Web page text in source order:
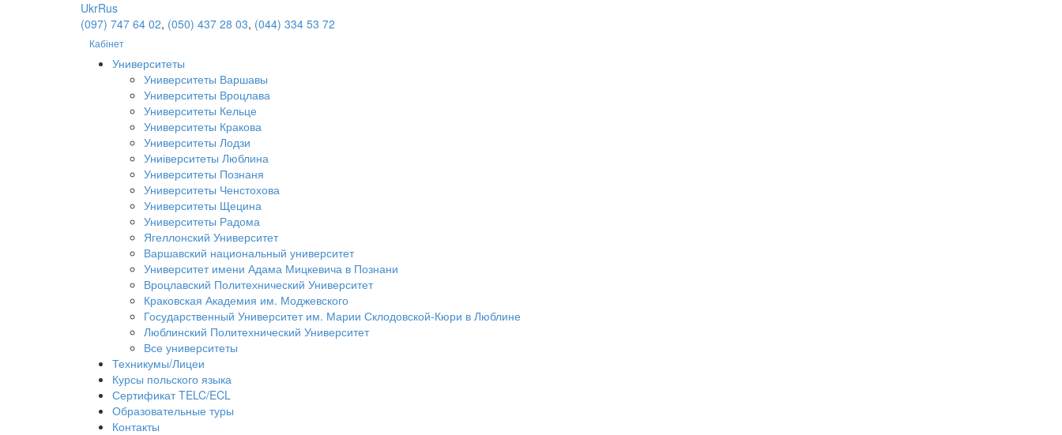
UkrRus
(097) 747 64 02, (050) 437 28 03, (044) 334 53 72
Кабінет
Университеты
Университеты Варшавы
Университеты Вроцлава
Университеты Кельце
Университеты Кракова
Университеты Лодзи
Униіверситеты Люблина
Университеты Познаня
Университеты Ченстохова
Университеты Щецина
Университеты Радома
Ягеллонский Университет
Варшавский национальный университет
Университет имени Адама Мицкевича в Познани
Вроцлавский Политехнический Университет
Краковская Академия им. Моджевского
Государственный Университет им. Марии Склодовской-Кюри в Люблине
Люблинский Политехнический Университет
Все университеты
Техникумы/Лицеи
Курсы польского языка
Сертификат TELC/ECL
Образовательные туры
Контакты